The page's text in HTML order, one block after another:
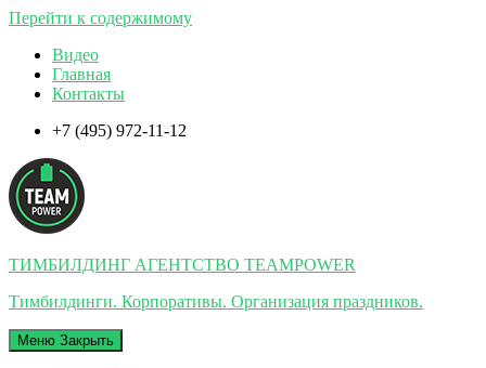
Перейти к содержимому
Видео
Главная
Контакты
+7 (495) 972-11-12
ТИМБИЛДИНГ АГЕНТСТВО TEAMPOWER
Тимбилдинги. Корпоративы. Организация праздников.
Меню Закрыть